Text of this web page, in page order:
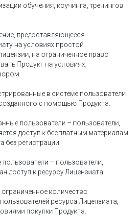
обучения, коучинга, тренингов
предоставляющееся
на условиях простой
на ограниченное право
Продукт на условиях,
в системе пользователи
с помощью Продукта.
пользователи – пользователи,
доступ к бесплатным материалам
без регистрации.
– пользователи,
доступ к ресурсу Лицензиата.
количество
ресурса Лицензиата,
покупки Продукта.